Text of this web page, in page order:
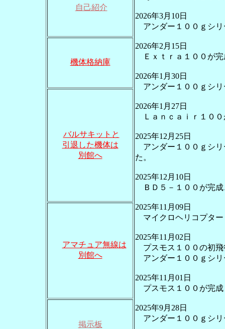
自己紹介
2026年3月10日
アンダー１００ｇシ
2026年2月15日
Ｅｘｔｒａ１００が完
2026年1月30日
アンダー１００ｇシ
2026年1月27日
Ｌａｎｃａｉｒ１００
2025年12月25日
アンダー１００ｇシ
た。
2025年12月10日
ＢＤ５－１００が完成
2025年11月09日
マイクロヘリコプタ
2025年11月02日
プスモス１００の初飛
アンダー１００ｇシ
2025年11月01日
プスモス１００が完成
2025年9月28日
アンダー１００ｇシ
機体格納庫
バルサキットと
引退した機体は
別館へ
アマチュア無線は
別館へ
掲示板